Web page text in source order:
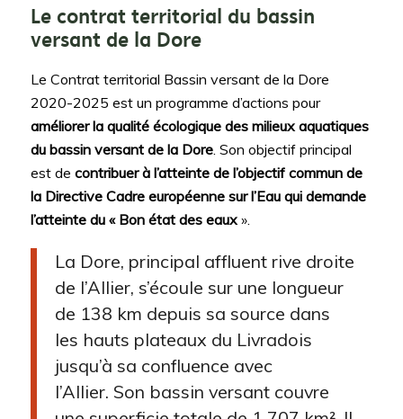
Le contrat territorial du bassin
versant de la Dore
Le Contrat territorial Bassin versant de la Dore
2020-2025 est un programme d’actions pour
améliorer la qualité écologique des milieux aquatiques
du bassin versant de la Dore. Son objectif principal
est de contribuer à l’atteinte de l’objectif commun de
la Directive Cadre européenne sur l’Eau qui demande
l’atteinte du « Bon état des eaux».
La Dore, principal affluent rive droite
de l’Allier, s’écoule sur une longueur
de 138 km depuis sa source dans
les hauts plateaux du Livradois
jusqu’à sa confluence avec
l’Allier. Son bassin versant couvre